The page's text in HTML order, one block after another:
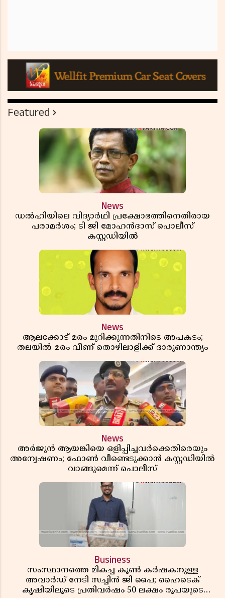
Featured
News
ഡൽഹിയിലെ വിദ്യാർഥി പ്രക്ഷോഭത്തിനെതിരായ
പരാമർശം; ടി ജി മോഹൻദാസ് പൊലീസ്
കസ്റ്റഡിയിൽ
News
ആലക്കോട് മരം മുറിക്കുന്നതിനിടെ അപകടം;
തലയിൽ മരം വീണ് തൊഴിലാളിക്ക് ദാരുണാന്ത്യം
News
അർജുൻ ആയങ്കിയെ ഒളിപ്പിച്ചവർക്കെതിരെയും
അന്വേഷണം; ഫോൺ വീണ്ടെടുക്കാൻ കസ്റ്റഡിയിൽ
വാങ്ങുമെന്ന് പൊലീസ്
Business
സംസ്ഥാനത്തെ മികച്ച കൂൺ കർഷകനുള്ള
അവാർഡ് നേടി സച്ചിൻ ജി പൈ; ഹൈടെക്
കൃഷിയിലൂടെ പ്രതിവർഷം 50 ലക്ഷം രൂപയുടെ